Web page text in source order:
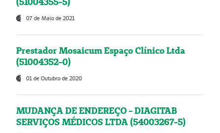
07 de Maio de 2021
Prestador Mosaicum Espaço Clínico Ltda
(51004352-0)
01 de Outubro de 2020
MUDANÇA DE ENDEREÇO - DIAGITAB
SERVIÇOS MÉDICOS LTDA (54003267-5)